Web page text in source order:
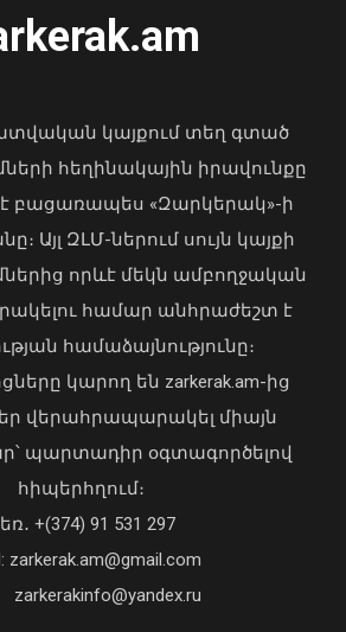
ծեծկռտուքի
ու մահակներ
պարզաբանումը
Ռադայի
է ՀՀ ԱԺ
կյանքից
Ասլանյանը
կայքում տեղ գտած
հեղինակային իրավունքը
բացառապես «Զարկերակ»-ի
Այլ ԶԼՄ-ներում սույն կայքի
որևէ մեկն ամբողջական
համար անհրաժեշտ է
համաձայնությունը։
կարող են zarkerak.am-ից
վերահրապարակել միայն
պարտադիր օգտագործելով
հիպերհղում։
+(374) 91 531 297
zarkerak.am@gmail.com
zarkerakinfo@yandex.ru